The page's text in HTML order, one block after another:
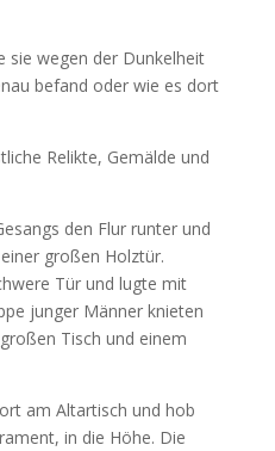
sie wegen der Dunkelheit
befand oder wie es dort
Relikte, Gemälde und
den Flur runter und
großen Holztür.
Tür und lugte mit
junger Männer knieten
Tisch und einem
am Altartisch und hob
in die Höhe. Die